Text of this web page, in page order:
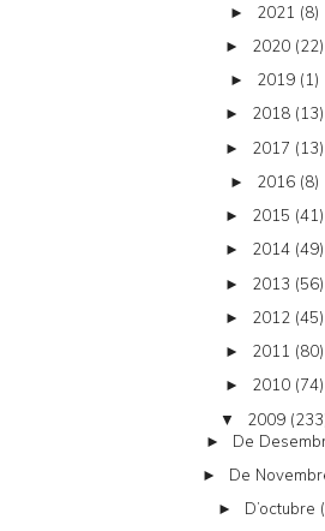
► 2021 (8)
► 2020 (22)
► 2019 (1)
► 2018 (13)
► 2017 (13)
► 2016 (8)
► 2015 (41)
► 2014 (49)
► 2013 (56)
► 2012 (45)
► 2011 (80)
► 2010 (74)
▼ 2009
► De
► De
► D’octubre